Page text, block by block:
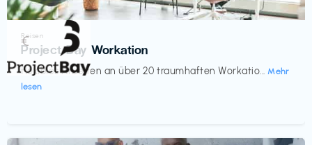
Reisen
Project Bay Workation
flexibles Arbeiten an über 20 traumhaften Workatio... Mehr
lesen
€‎